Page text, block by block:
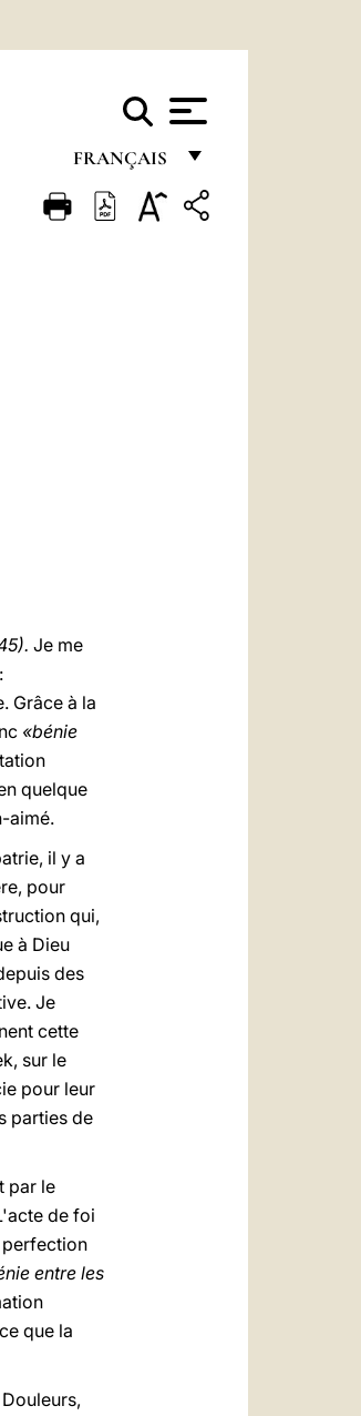
FRANÇAIS
FRANÇAIS
Je me
Grâce à la
«bénie
quelque
aimé.
il y a
pour
qui,
à Dieu
des
Je
cette
sur le
pour leur
parties de
par le
de foi
perfection
entre les
que la